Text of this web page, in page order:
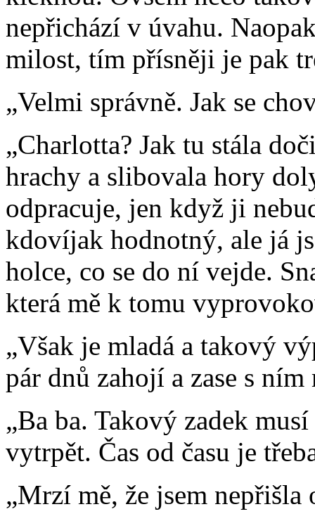
nepřichází v úvahu.
milost, tím přísněji je pak
„Velmi správně. Jak se
„Charlotta? Jak tu stála
hrachy a slibovala hory
odpracuje, jen když ji
kdovíjak hodnotný, ale já
holce, co se do ní vejde.
která mě k tomu
„Však je mladá a takový
pár dnů zahojí a zase s
„Ba ba. Takový zadek
vytrpět. Čas od času je
„Mrzí mě, že jsem